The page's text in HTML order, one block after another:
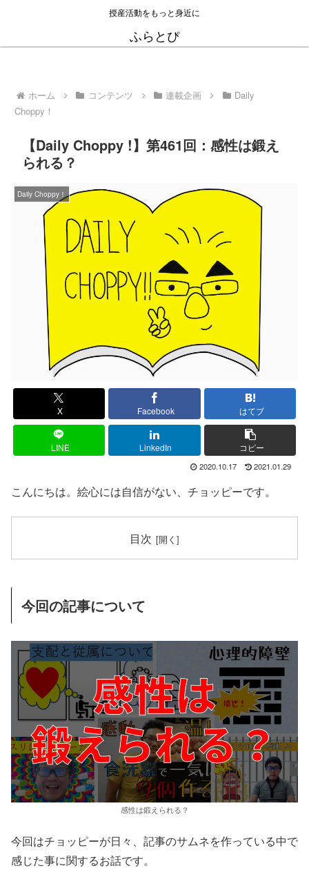
授産活動をもっと身近に
ふらとぴ
ホーム コンテンツ 連載企画
Daily
Choppy！
【Daily Choppy !】第461回：感性は鍛え
られる？
Daily Choppy！
X Facebook はてブ
LINE LinkedIn コピー
2020.10.17 2021.01.29
こんにちは。絵心には自信がない、チョッピーです。
目次
今回の記事について
感性は鍛えられる？
今回はチョッピーが日々、記事のサムネを作っている中で
感じた事に関するお話です。